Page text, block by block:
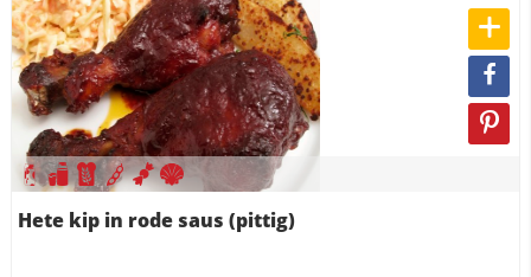
Hete kip in rode saus (pittig)